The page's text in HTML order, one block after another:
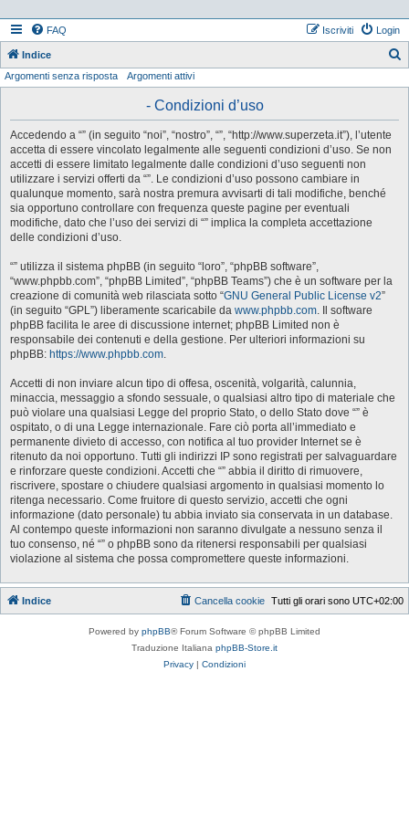
FAQ Login
Iscriviti
Indice
Argomenti senza risposta Argomenti attivi
- Condizioni d’uso
Accedendo a “” (in seguito “noi”, “nostro”, “”, “http://www.superzeta.it”), l’utente
accetta di essere vincolato legalmente alle seguenti condizioni d’uso. Se non
accetti di essere limitato legalmente dalle condizioni d’uso seguenti non
utilizzare i servizi offerti da “”. Le condizioni d’uso possono cambiare in
qualunque momento, sarà nostra premura avvisarti di tali modifiche, benché
sia opportuno controllare con frequenza queste pagine per eventuali
modifiche, dato che l’uso dei servizi di “” implica la completa accettazione
delle condizioni d’uso.
“” utilizza il sistema phpBB (in seguito “loro”, “phpBB software”,
“www.phpbb.com”, “phpBB Limited”, “phpBB Teams”) che è un software per la
creazione di comunità web rilasciata sotto “GNU General Public License v2”
(in seguito “GPL”) liberamente scaricabile da www.phpbb.com. Il software
phpBB facilita le aree di discussione internet; phpBB Limited non è
responsabile dei contenuti e della gestione. Per ulteriori informazioni su
phpBB: https://www.phpbb.com.
Accetti di non inviare alcun tipo di offesa, oscenità, volgarità, calunnia,
minaccia, messaggio a sfondo sessuale, o qualsiasi altro tipo di materiale che
può violare una qualsiasi Legge del proprio Stato, o dello Stato dove “” è
ospitato, o di una Legge internazionale. Fare ciò porta all’immediato e
permanente divieto di accesso, con notifica al tuo provider Internet se è
ritenuto da noi opportuno. Tutti gli indirizzi IP sono registrati per salvaguardare
e rinforzare queste condizioni. Accetti che “” abbia il diritto di rimuovere,
riscrivere, spostare o chiudere qualsiasi argomento in qualsiasi momento lo
ritenga necessario. Come fruitore di questo servizio, accetti che ogni
informazione (dato personale) tu abbia inviato sia conservata in un database.
Al contempo queste informazioni non saranno divulgate a nessuno senza il
tuo consenso, né “” o phpBB sono da ritenersi responsabili per qualsiasi
violazione al sistema che possa compromettere queste informazioni.
Indice Tutti gli orari sono UTC+02:00
Cancella cookie
Powered by phpBB® Forum Software © phpBB Limited
Traduzione Italiana phpBB-Store.it
Privacy | Condizioni